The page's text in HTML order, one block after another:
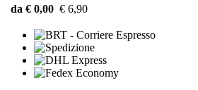
da € 0,00 € 6,90